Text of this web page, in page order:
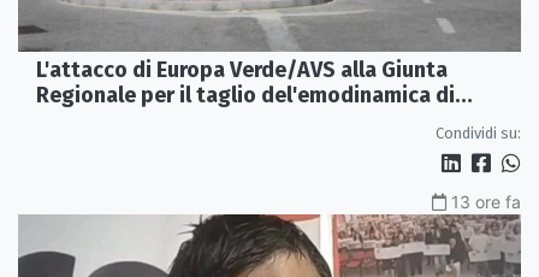
L'attacco di Europa Verde/AVS alla Giunta
Regionale per il taglio del'emodinamica di
Condividi su:
13 ore fa